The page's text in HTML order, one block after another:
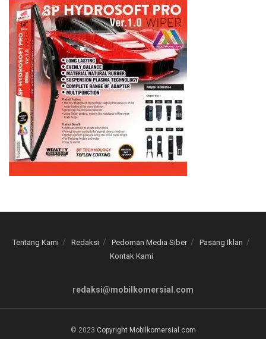
Tentang Kami Redaksi Pedoman Media Siber
Pasang Iklan
Kontak Kami
redaksi@mobilkomersial.com
© 2023 Copyright Mobilkomersial.com